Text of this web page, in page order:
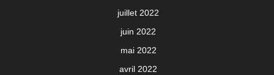
juillet 2022
juin 2022
mai 2022
avril 2022